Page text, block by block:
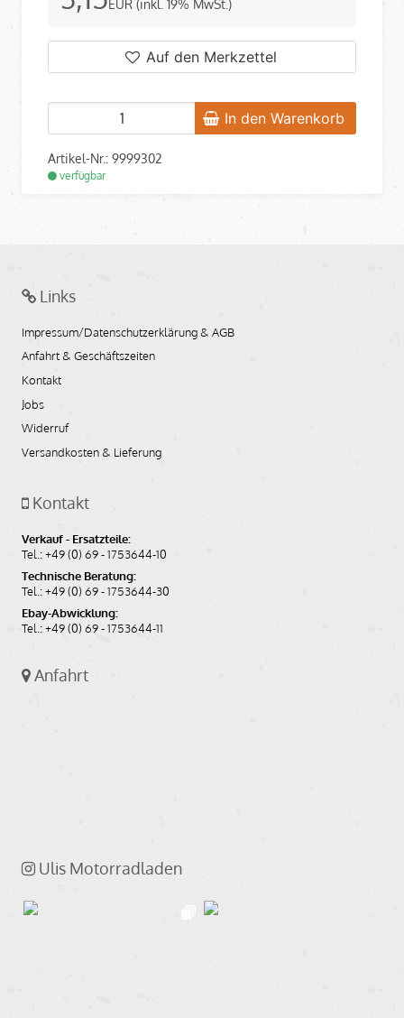
EUR (inkl. 19% MwSt.)
Auf den Merkzettel
In den Warenkorb
Artikel-Nr.: 9999302
verfügbar
Links
Impressum/Datenschutzerklärung & AGB
Anfahrt & Geschäftszeiten
Kontakt
Jobs
Widerruf
Versandkosten & Lieferung
Kontakt
Verkauf - Ersatzteile:
Tel.: +49 (0) 69 - 1753644-10
Technische Beratung:
Tel.: +49 (0) 69 - 1753644-30
Ebay-Abwicklung:
Tel.: +49 (0) 69 - 1753644-11
Anfahrt
Ulis Motorradladen